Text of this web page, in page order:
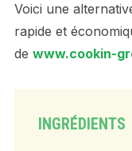
Voici une
rapide et
de www.cookin-
INGRÉDIENTS